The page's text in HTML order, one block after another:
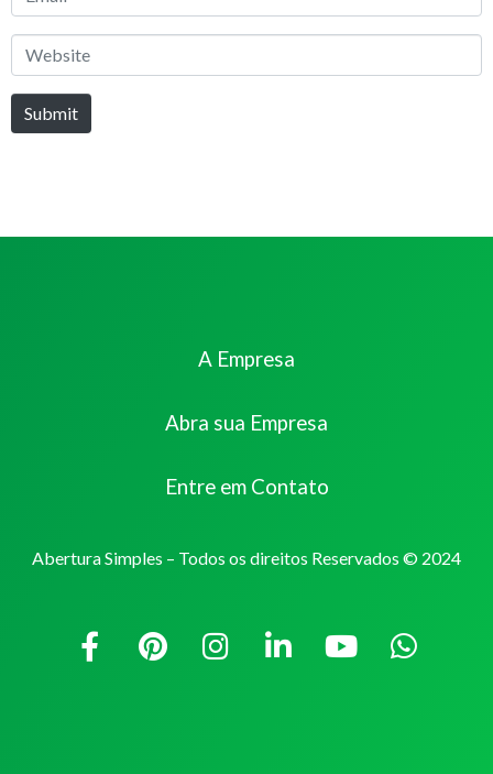
Website
Submit
A Empresa
Abra sua Empresa
Entre em Contato
Abertura Simples – Todos os direitos Reservados © 2024